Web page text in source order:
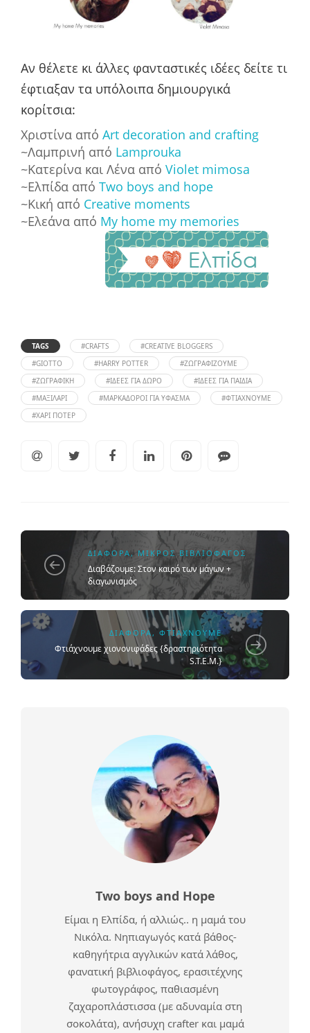
Αν θέλετε κι άλλες φανταστικές ιδέες δείτε τι
έφτιαξαν τα υπόλοιπα δημιουργικά
κορίτσια:
Χριστίνα από Art decoration and crafting
~Λαμπρινή από Lamprouka
~Κατερίνα και Λένα από Violet mimosa
~Ελπίδα από Two boys and hope
~Κική από Creative moments
~Ελεάνα από Μy home my memories
TAGS #CRAFTS
#CREATIVE BLOGGERS
#GIOTTO
#HARRY POTTER
#ΖΩΓΡΑΦΊΖΟΥΜΕ
#ΖΩΓΡΑΦΙΚΉ
#ΙΔΈΕΣ ΓΙΑ ΔΏΡΟ
#ΙΔΈΕΣ ΓΙΑ ΠΑΙΔΙΆ
#ΜΑΞΙΛΆΡΙ
#ΜΑΡΚΑΔΌΡΟΙ ΓΙΑ ΎΦΑΣΜΑ
#ΦΤΙΆΧΝΟΥΜΕ
#ΧΆΡΙ ΠΌΤΕΡ
ΔΙΆΦΟΡΑ, ΜΙΚΡΌΣ ΒΙΒΛΙΟΦΆΓΟΣ
Διαβάζουμε: Στον καιρό των μάγων +
διαγωνισμός
ΔΙΆΦΟΡΑ ,ΦΤΙΆΧΝΟΥΜΕ
Φτιάχνουμε χιονονιφάδες {δραστηριότητα
S.T.E.M.}
Two boys and Hope
Είμαι η Ελπίδα, ή αλλιώς.. η μαμά του
Νικόλα. Νηπιαγωγός κατά βάθος-
καθηγήτρια αγγλικών κατά λάθος,
φανατική βιβλιοφάγος, ερασιτέχνης
φωτογράφος, παθιασμένη
ζαχαροπλάστισσα (με αδυναμία στη
σοκολάτα), ανήσυχη crafter και μαμά